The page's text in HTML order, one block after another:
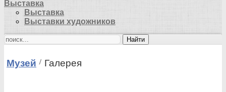
Выставка
Выставка
Выставки художников
Найти
Музей Галерея